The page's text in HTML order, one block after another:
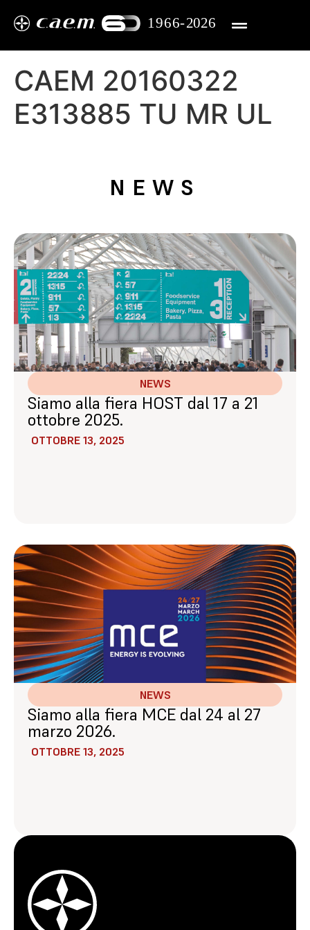
CAEM 20160322
E313885 TU MR UL​
NEWS
NEWS
Siamo alla fiera HOST dal 17 a 21
ottobre 2025.
OTTOBRE 13, 2025
NEWS
Siamo alla fiera MCE dal 24 al 27
marzo 2026.
OTTOBRE 13, 2025